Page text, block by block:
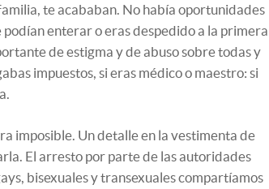
te acababan. No había oportunidades
podían enterar o eras despedido a la primera
de estigma y de abuso sobre todas y
impuestos, si eras médico o maestro: si
imposible. Un detalle en la vestimenta de
El arresto por parte de las autoridades
bisexuales y transexuales compartíamos